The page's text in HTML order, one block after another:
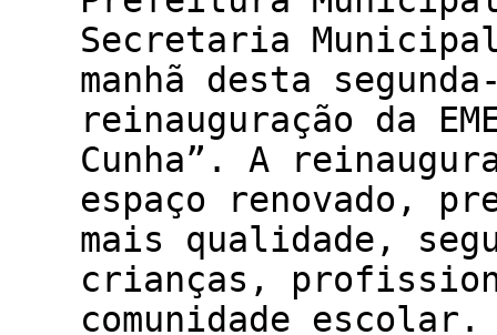
Secretaria
manhã desta
reinauguração da
Cunha”. A
espaço renovado,
mais qualidade,
crianças,
comunidade